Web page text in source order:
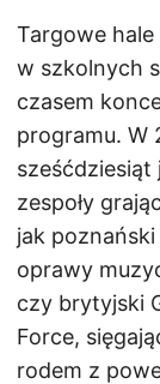
Targowe hale
w szkolnych
czasem
programu. W
sześćdziesiąt
zespoły
jak
oprawy
czy brytyjski
Force,
rodem z